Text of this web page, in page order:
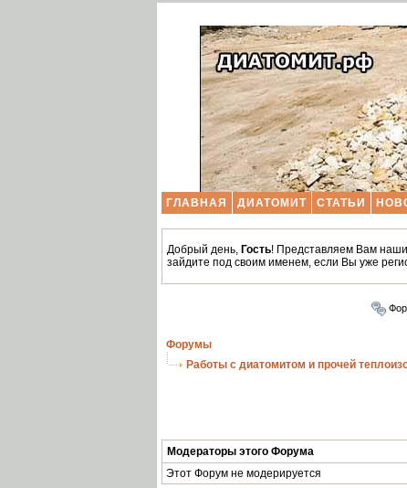
ГЛАВНАЯ ДИАТОМИТ СТАТЬИ
Добрый день, Гость! Представляем Вам
зайдите под своим именем, если Вы уже
Форумы
Работы с диатомитом и прочей
Модераторы этого Форума
Этот Форум не модерируется